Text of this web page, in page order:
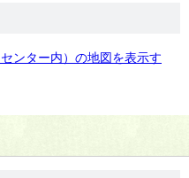
ンター内）の地図を表示す